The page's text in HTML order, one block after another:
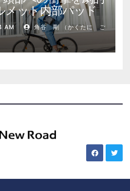
メット内部パッド
AM
角谷 剛 （かくたに ご